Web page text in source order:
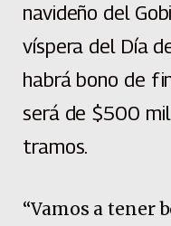
navideño del
víspera del Día
habrá bono de
será de $500
tramos.
“Vamos a tener